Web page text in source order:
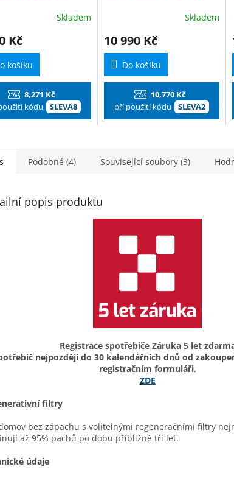
A
Skladem
Kč
košíku
8,271 Kč
kódu
SLEVA8
A
Skladem
10 990 Kč
Do košíku
10,770 Kč
při použití kódu
SLEVA2
Podobné (4) Související soubory (3)
popis produktu
Registrace spotřebiče Záruka 5 let
nejpozději do 30 kalendářních dnů od
registračním formuláři.
ZDE
filtry
bez zápachu s volitelnými regeneračními filtry
až 95% pachů po dobu přibližně tří let.
údaje